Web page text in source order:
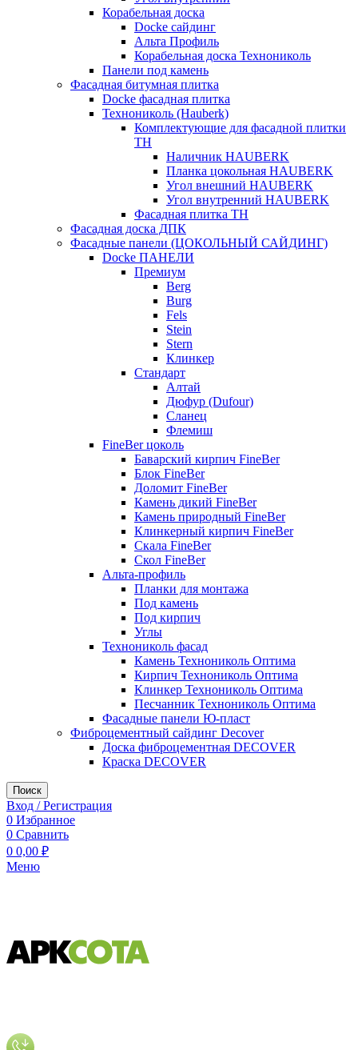
Корабельная доска
Docke сайдинг
Альта Профиль
Корабельная доска Технониколь
Панели под камень
Фасадная битумная плитка
Docke фасадная плитка
Технониколь (Hauberk)
Комплектующие для фасадной плитки
ТН
Наличник HAUBERK
Планка цокольная HAUBERK
Угол внешний HAUBERK
Угол внутренний HAUBERK
Фасадная плитка ТН
Фасадная доска ДПК
Фасадные панели (ЦОКОЛЬНЫЙ САЙДИНГ)
Docke ПАНЕЛИ
Премиум
Berg
Burg
Fels
Stein
Stern
Клинкер
Стандарт
Алтай
Дюфур (Dufour)
Сланец
Флемиш
FineBer цоколь
Баварский кирпич FineBer
Блок FineBer
Доломит FineBer
Камень дикий FineBer
Камень природный FineBer
Клинкерный кирпич FineBer
Скала FineBer
Скол FineBer
Альта-профиль
Планки для монтажа
Под камень
Под кирпич
Углы
Технониколь фасад
Камень Технониколь Оптима
Кирпич Технониколь Оптима
Клинкер Технониколь Оптима
Песчанник Технониколь Оптима
Фасадные панели Ю-пласт
Фиброцементный сайдинг Decover
Доска фиброцементная DECOVER
Краска DECOVER
Поиск
Вход / Регистрация
0 Избранное
0 Сравнить
0 0,00 ₽
Меню